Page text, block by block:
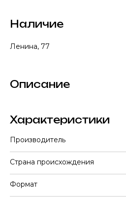
Наличие
Ленина, 77
Описание
Характеристики
Производитель
Страна происхождения
Формат